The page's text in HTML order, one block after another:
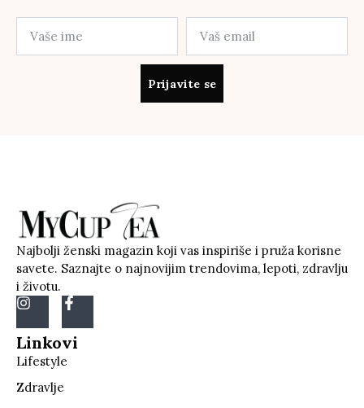
Prijavite se
Najbolji ženski magazin koji vas inspiriše i pruža korisne
savete. Saznajte o najnovijim trendovima, lepoti, zdravlju
i životu.
Linkovi
Lifestyle
Zdravlje